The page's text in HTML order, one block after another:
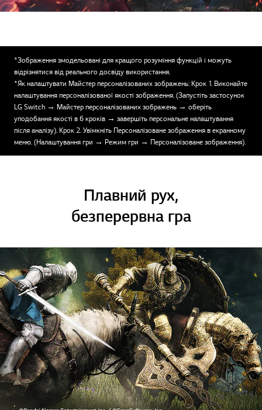
*Зображення змодельовані для кращого розуміння функцій і можуть
відрізнятися від реального досвіду використання.
*Як налаштувати Майстер персоналізованих зображень: Крок 1. Виконайте
налаштування персоналізованої якості зображення. (Запустіть застосунок
LG Switch → Майстер персоналізованих зображень → оберіть
уподобання якості в 6 кроків → завершіть персональне налаштування
після аналізу). Крок 2. Увімкніть Персоналізоване зображення в екранному
меню. (Налаштування гри → Режим гри → Персоналізоване зображення).
Плавний рух,
безперервна гра